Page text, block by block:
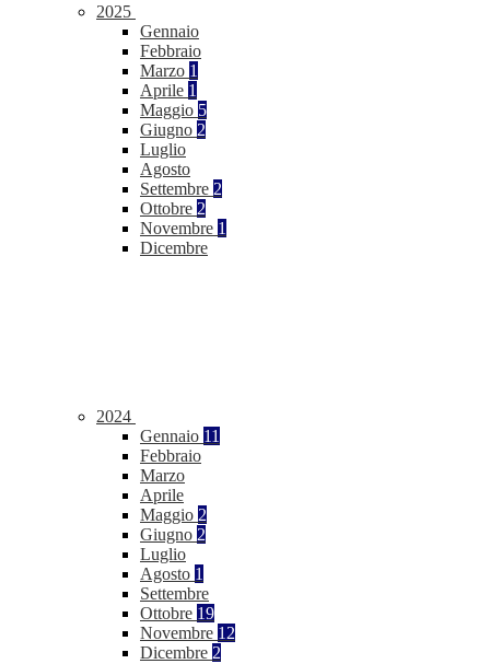
2025
Gennaio
Febbraio
Marzo 1
Aprile 1
Maggio 5
Giugno 2
Luglio
Agosto
Settembre 2
Ottobre 2
Novembre 1
Dicembre
2024
Gennaio 11
Febbraio
Marzo
Aprile
Maggio 2
Giugno 2
Luglio
Agosto 1
Settembre
Ottobre 19
Novembre 12
Dicembre 2